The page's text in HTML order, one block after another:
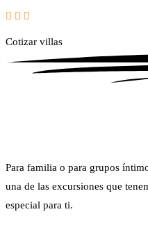
Cotizar villas
Para familia o para grupos
una de las excursiones que
especial para ti.